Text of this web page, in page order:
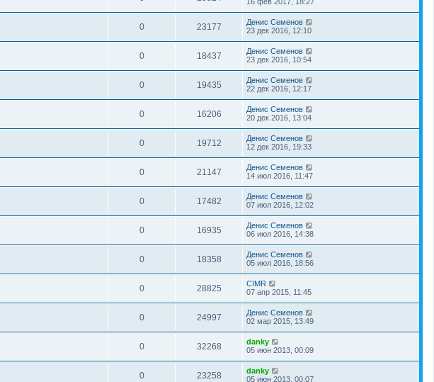
0 23177
Денис Семенов
23 дек 2016, 12:10
0 18437
Денис Семенов
23 дек 2016, 10:54
0 19435
Денис Семенов
22 дек 2016, 12:17
0 16206
Денис Семенов
20 дек 2016, 13:04
0 19712
Денис Семенов
12 дек 2016, 19:33
0 21147
Денис Семенов
14 июл 2016, 11:47
0 17482
Денис Семенов
07 июл 2016, 12:02
0 16935
Денис Семенов
06 июл 2016, 14:38
0 18358
Денис Семенов
05 июл 2016, 18:56
0 28825
CIMR
07 апр 2015, 11:45
0 24997
Денис Семенов
02 мар 2015, 13:49
0 32268
danky
05 июн 2013, 00:09
0 23258
danky
05 июн 2013, 00:07